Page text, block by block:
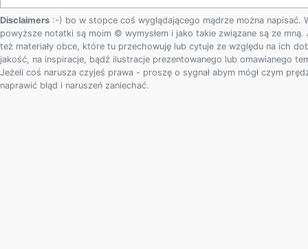
Disclaimers :-) bo w stopce coś wyglądającego mądrze można napisać.
powyższe notatki są moim © wymysłem i jako takie związane są ze mną.
też materiały obce, które tu przechowuję lub cytuje ze względu na ich
jakość, na inspiracje, bądź ilustracje prezentowanego lub omawianego
Jeżeli coś narusza czyjeś prawa - proszę o sygnał abym mógł czym
naprawić błąd i naruszeń zaniechać.